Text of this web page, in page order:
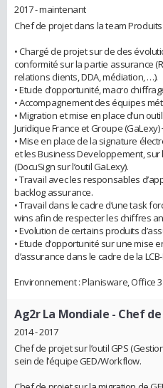
2017 - maintenant
Chef de projet dans la team
• Chargé de projet sur de des
conformité sur la partie assurance
relations clients, DDA, médiation, …).
• Etude d’opportunité, macro
• Accompagnement des équipes
• Migration et mise en place d’un
Juridique France et Groupe
• Mise en place de la signature
et les Business Developpement, sur
(DocuSign sur l’outil GaLexy).
• Travail avec les responsables
backlog assurance.
• Travail dans le cadre d’une task
wins afin de respecter les chiffres
• Evolution de certains produits
• Etude d’opportunité sur une mise
d’assurance dans le cadre de la LCB-
Environnement : Planisware, Office
Ag2r La Mondiale - Chef
2014 - 2017
Chef de projet sur l’outil GPS
sein de l’équipe GED/Workflow.